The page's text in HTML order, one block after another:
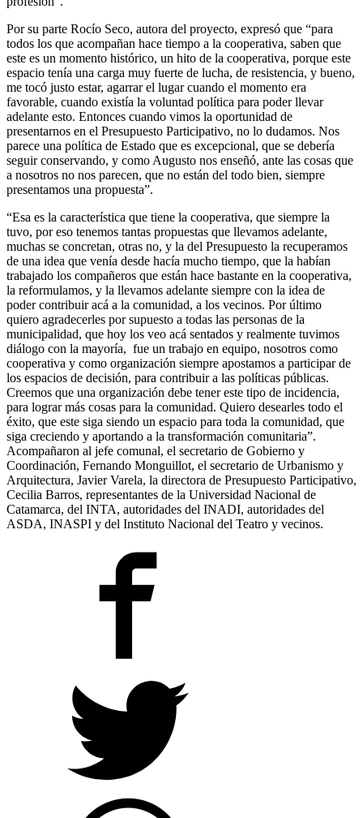
Por su parte Rocío Seco, autora del proyecto, expresó que “para
todos los que acompañan hace tiempo a la cooperativa, saben que
este es un momento histórico, un hito de la cooperativa, porque este
espacio tenía una carga muy fuerte de lucha, de resistencia, y bueno,
me tocó justo estar, agarrar el lugar cuando el momento era
favorable, cuando existía la voluntad política para poder llevar
adelante esto. Entonces cuando vimos la oportunidad de
presentarnos en el Presupuesto Participativo, no lo dudamos. Nos
parece una política de Estado que es excepcional, que se debería
seguir conservando, y como Augusto nos enseñó, ante las cosas que
a nosotros no nos parecen, que no están del todo bien, siempre
presentamos una propuesta”.
“Esa es la característica que tiene la cooperativa, que siempre la
tuvo, por eso tenemos tantas propuestas que llevamos adelante,
muchas se concretan, otras no, y la del Presupuesto la recuperamos
de una idea que venía desde hacía mucho tiempo, que la habían
trabajado los compañeros que están hace bastante en la cooperativa,
la reformulamos, y la llevamos adelante siempre con la idea de
poder contribuir acá a la comunidad, a los vecinos. Por último
quiero agradecerles por supuesto a todas las personas de la
municipalidad, que hoy los veo acá sentados y realmente tuvimos
diálogo con la mayoría, fue un trabajo en equipo, nosotros como
cooperativa y como organización siempre apostamos a participar de
los espacios de decisión, para contribuir a las políticas públicas.
Creemos que una organización debe tener este tipo de incidencia,
para lograr más cosas para la comunidad. Quiero desearles todo el
éxito, que este siga siendo un espacio para toda la comunidad, que
siga creciendo y aportando a la transformación comunitaria”.
Acompañaron al jefe comunal, el secretario de Gobierno y
Coordinación, Fernando Monguillot, el secretario de Urbanismo y
Arquitectura, Javier Varela, la directora de Presupuesto Participativo,
Cecilia Barros, representantes de la Universidad Nacional de
Catamarca, del INTA, autoridades del INADI, autoridades del
ASDA, INASPI y del Instituto Nacional del Teatro y vecinos.